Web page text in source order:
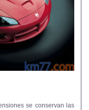
se conservan las